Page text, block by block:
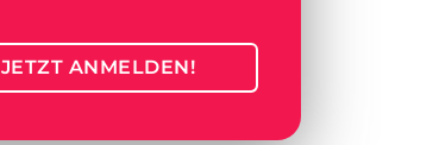
JETZT ANMELDEN!